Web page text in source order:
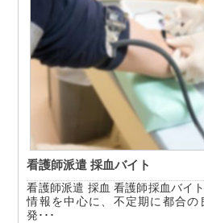
看護師派遣 採血バイト
看護師派遣 採血 看護師採血バイ
情報を中心に、不定期に都合
発･･･